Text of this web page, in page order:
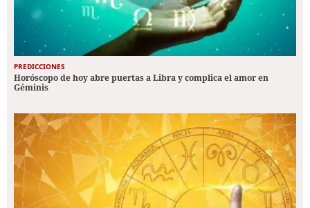
PREDICCIONES
Horóscopo de hoy abre puertas a Libra y complica el amor en
Géminis